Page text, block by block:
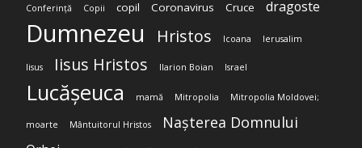
Conferință Copii copil Coronavirus Cruce dragoste
Dumnezeu Hristos Icoana Ierusalim
Iisus Iisus Hristos Ilarion Boian Israel
Lucășeuca mamă Mitropolia Mitropolia Moldovei;
moarte Mântuitorul Hristos Nașterea Domnului